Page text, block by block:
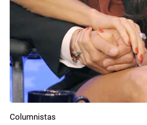
Columnistas